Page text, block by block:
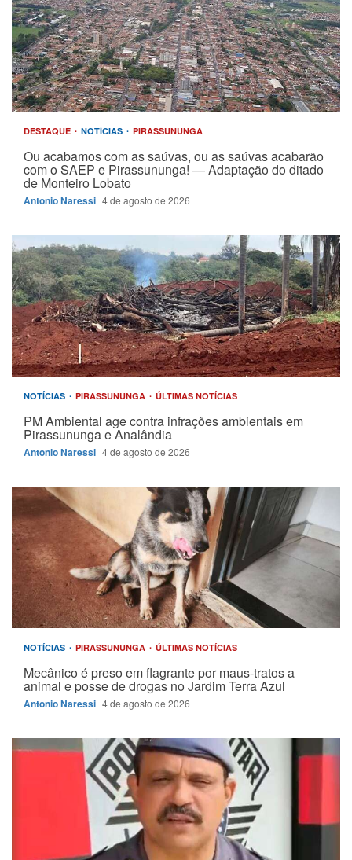
DESTAQUE NOTÍCIAS PIRASSUNUNGA
Ou acabamos com as saúvas, ou as saúvas acabarão
com o SAEP e Pirassununga! — Adaptação do ditado
de Monteiro Lobato
Antonio Naressi 4 de agosto de 2026
NOTÍCIAS PIRASSUNUNGA ÚLTIMAS NOTÍCIAS
PM Ambiental age contra infrações ambientais em
Pirassununga e Analândia
Antonio Naressi 4 de agosto de 2026
NOTÍCIAS PIRASSUNUNGA ÚLTIMAS NOTÍCIAS
Mecânico é preso em flagrante por maus-tratos a
animal e posse de drogas no Jardim Terra Azul
Antonio Naressi 4 de agosto de 2026